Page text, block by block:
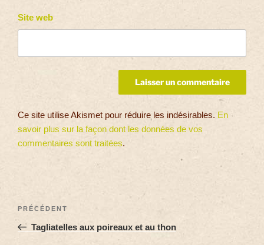
Site web
Ce site utilise Akismet pour réduire les indésirables. En
savoir plus sur la façon dont les données de vos
commentaires sont traitées.
PRÉCÉDENT
Tagliatelles aux poireaux et au thon